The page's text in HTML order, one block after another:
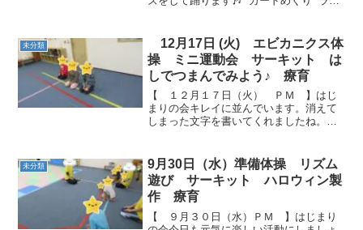
貝ではなく、動物さんがいますね🐤 動
物さんたち...
未分類
12月17日 (火) エビカニクス体
操 ミニ運動会 サーキット は
しでつまんでみよう♪ 療育
【 １２月１７日（火） ＰＭ 】はじ
まりの会キレイに並んでいます。消えて
しまった文字を書いてくれましたね。あ
🎶 ミニ運動会さぁ、ミニ運動会の始まり
です！！二...
未分類
9月30日（水）準備体操 リズム
遊び サーキット ハロウィン製
作 療育
【 ９月３０日（水）ＰＭ 】はじまり